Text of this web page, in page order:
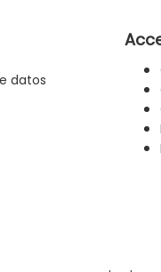
datos